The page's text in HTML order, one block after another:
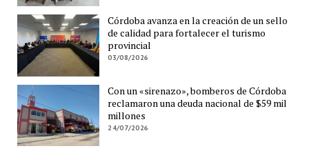
Córdoba avanza en la creación de un sello
de calidad para fortalecer el turismo
provincial
03/08/2026
Con un «sirenazo», bomberos de Córdoba
reclamaron una deuda nacional de $59 mil
millones
24/07/2026